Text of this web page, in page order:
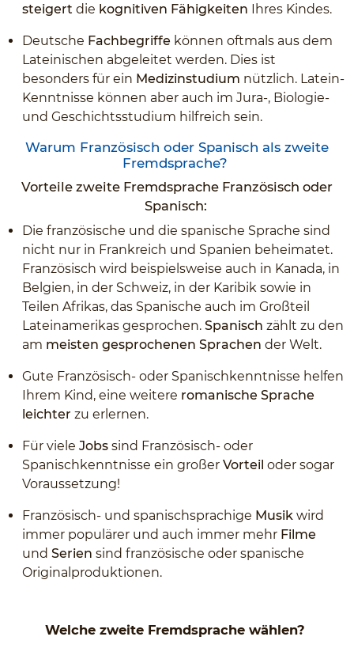
steigert die kognitiven Fähigkeiten Ihres Kindes.
Deutsche Fachbegriffe können oftmals aus dem
Lateinischen abgeleitet werden. Dies ist
besonders für ein Medizinstudium nützlich. Latein-
Kenntnisse können aber auch im Jura-, Biologie-
und Geschichtsstudium hilfreich sein.
Warum Französisch oder Spanisch als zweite
Fremdsprache?
Vorteile zweite Fremdsprache Französisch oder
Spanisch:
Die französische und die spanische Sprache sind
nicht nur in Frankreich und Spanien beheimatet.
Französisch wird beispielsweise auch in Kanada, in
Belgien, in der Schweiz, in der Karibik sowie in
Teilen Afrikas, das Spanische auch im Großteil
Lateinamerikas gesprochen. Spanisch zählt zu den
am meisten gesprochenen Sprachen der Welt.
Gute Französisch- oder Spanischkenntnisse helfen
Ihrem Kind, eine weitere romanische Sprache
leichter zu erlernen.
Für viele Jobs sind Französisch- oder
Spanischkenntnisse ein großer Vorteil oder sogar
Voraussetzung!
Französisch- und spanischsprachige Musik wird
immer populärer und auch immer mehr Filme
und Serien sind französische oder spanische
Originalproduktionen.
Welche zweite Fremdsprache wählen?